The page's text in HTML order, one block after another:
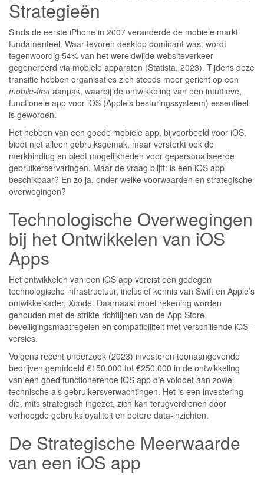
Strategieën
Sinds de eerste iPhone in 2007 veranderde de mobiele markt
fundamenteel. Waar tevoren desktop dominant was, wordt
tegenwoordig 54% van het wereldwijde websiteverkeer
gegenereerd via mobiele apparaten (Statista, 2023). Tijdens deze
transitie hebben organisaties zich steeds meer gericht op een
mobile-firstaanpak, waarbij de ontwikkeling van een intuïtieve,
functionele app voor iOS (Apple’s besturingssysteem) essentieel
is geworden.
Het hebben van een goede mobiele app, bijvoorbeeld voor iOS,
biedt niet alleen gebruiksgemak, maar versterkt ook de
merkbinding en biedt mogelijkheden voor gepersonaliseerde
gebruikerservaringen. Maar de vraag blijft: is een iOS app
beschikbaar? En zo ja, onder welke voorwaarden en strategische
overwegingen?
Technologische Overwegingen
bij het Ontwikkelen van iOS
Apps
Het ontwikkelen van een iOS app vereist een gedegen
technologische infrastructuur, inclusief kennis van Swift en Apple’s
ontwikkelkader, Xcode. Daarnaast moet rekening worden
gehouden met de strikte richtlijnen van de App Store,
beveiligingsmaatregelen en compatibiliteit met verschillende iOS-
versies.
Volgens recent onderzoek (2023) investeren toonaangevende
bedrijven gemiddeld €150.000 tot €250.000 in de ontwikkeling
van een goed functionerende iOS app die voldoet aan zowel
technische als gebruikersverwachtingen. Het is een investering
die, mits strategisch ingezet, zich kan terugverdienen door
verhoogde gebruiksloyaliteit en betere data-inzichten.
De Strategische Meerwaarde
van een iOS app